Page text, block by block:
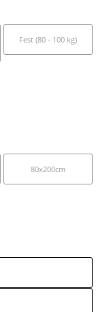
Fest (80 - 100 kg)
80x200cm